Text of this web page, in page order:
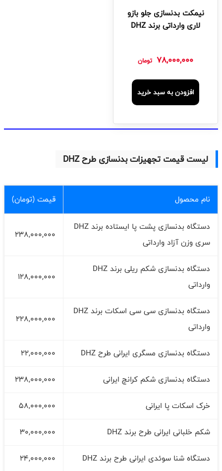
نیمکت بدنسازی جلو بازو
لاری وارداتی برند DHZ
78,000,000 تومان
افزودن به سبد خرید
لیست قیمت تجهیزات بدنسازی طرح DHZ
نام محصول قیمت (تومان)
دستگاه بدنسازی پشت پا ایستاده برند DHZ
سری وزن آزاد وارداتی
238,000,000
دستگاه بدنسازی شکم ریلی برند DHZ
وارداتی
128,000,000
دستگاه بدنسازی سی سی اسکات برند DHZ
وارداتی
228,000,000
دستگاه بدنسازی مسگری ایرانی طرح DHZ
22,000,000
دستگاه بدنسازی شکم کرانچ ایرانی
238,000,000
خرک اسکات پا ایرانی
58,000,000
شکم خلبانی ایرانی طرح برند DHZ
30,000,000
دستگاه شنا سوئدی ایرانی طرح برند DHZ
24,000,000